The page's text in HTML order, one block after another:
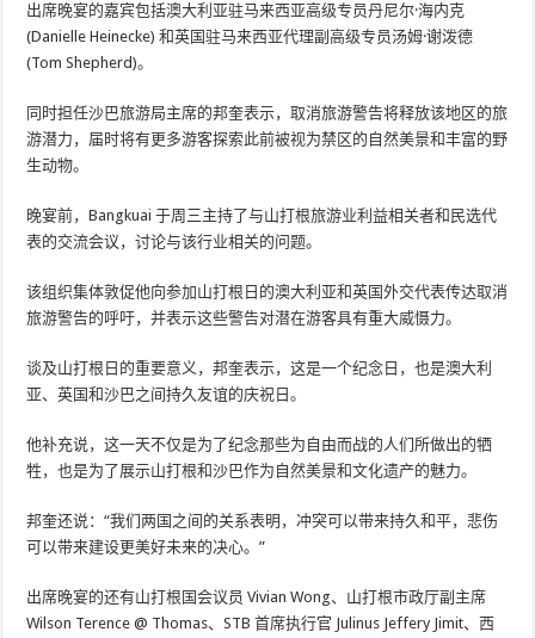
出席晚宴的嘉宾包括澳大利亚驻马来西亚高级专员丹尼尔·海内克
(Danielle Heinecke) 和英国驻马来西亚代理副高级专员汤姆·谢泼德
(Tom Shepherd)。
同时担任沙巴旅游局主席的邦奎表示，取消旅游警告将释放该地区的旅
游潜力，届时将有更多游客探索此前被视为禁区的自然美景和丰富的野
生动物。
晚宴前，Bangkuai 于周三主持了与山打根旅游业利益相关者和民选代
表的交流会议，讨论与该行业相关的问题。
该组织集体敦促他向参加山打根日的澳大利亚和英国外交代表传达取消
旅游警告的呼吁，并表示这些警告对潜在游客具有重大威慑力。
谈及山打根日的重要意义，邦奎表示，这是一个纪念日，也是澳大利
亚、英国和沙巴之间持久友谊的庆祝日。
他补充说，这一天不仅是为了纪念那些为自由而战的人们所做出的牺
牲，也是为了展示山打根和沙巴作为自然美景和文化遗产的魅力。
邦奎还说：“我们两国之间的关系表明，冲突可以带来持久和平，悲伤
可以带来建设更美好未来的决心。”
出席晚宴的还有山打根国会议员 Vivian Wong、山打根市政厅副主席
Wilson Terence @ Thomas、STB 首席执行官 Julinus Jeffery Jimit、西